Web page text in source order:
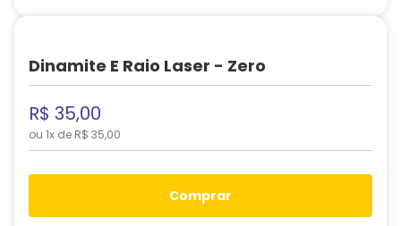
Dinamite E Raio Laser - Zero
R$ 35,00
ou 1x de R$ 35,00
comprar